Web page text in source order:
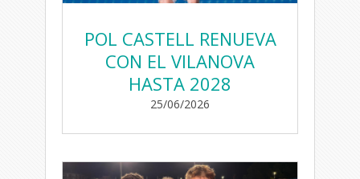
POL CASTELL RENUEVA
CON EL VILANOVA
HASTA 2028
25/06/2026